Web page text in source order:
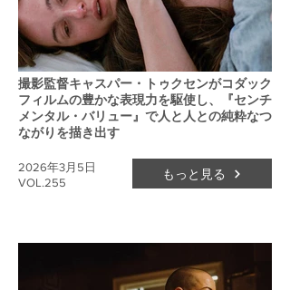
撮影監督キャスパー・トゥクセンがコダック
フィルムの豊かな表現力を駆使し、『センチ
メンタル・バリュー』で人と人との純粋なつ
ながりを描き出す
VOL.255
2026年3月5日 もっと見る